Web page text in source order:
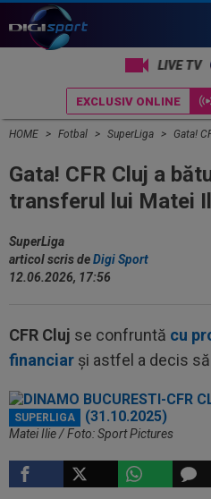
EXCLUSIV ONLINE
HOME Fotbal SuperLiga Gata!
Gata! CFR Cluj a
transferul lui Matei
SuperLiga
articol scris deDigi Sport
12.06.2026, 17:56
CFR Cluj se confruntă cu
financiar și astfel a decis
SUPERLIGA
Matei Ilie / Foto: Sport Pictures